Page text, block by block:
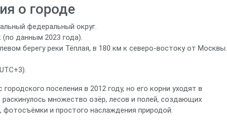
о городе
федеральный округ.
(по данным 2023 года).
берегу реки Тёплая, в 180 км к северо‑востоку от Москвы.
поселения в 2012 году, но его корни уходят в
множество озёр, лесов и полей, создающих
и простого наслаждения природой.